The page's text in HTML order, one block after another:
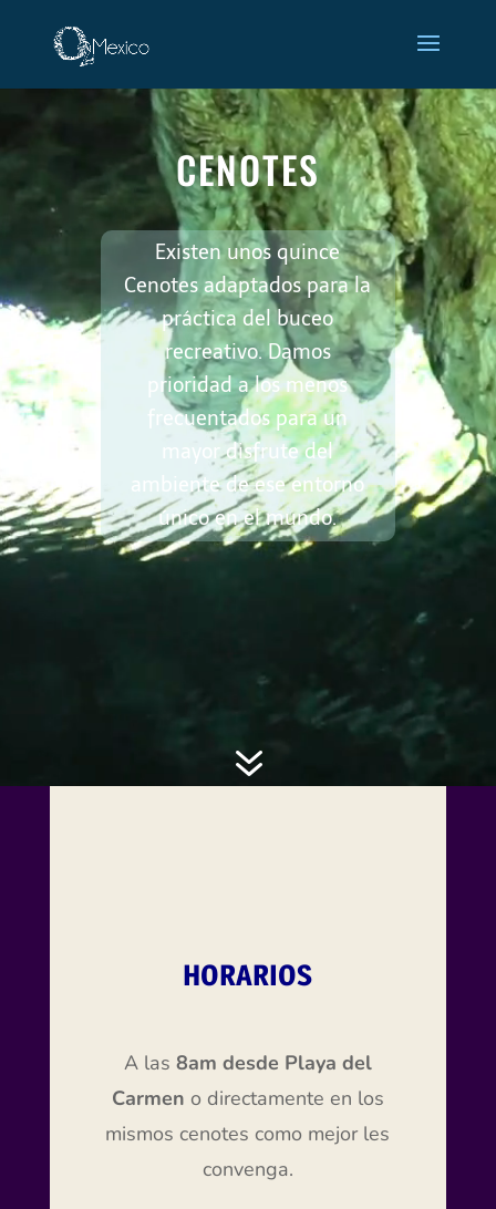
Cenotes
de
vídeo
CENOTES
Existen unos quince
Cenotes adaptados para la
práctica del buceo
recreativo. Damos
prioridad a los menos
frecuentados para un
mayor disfrute del
ambiente de ese entorno
único en el mundo.
7
HORARIOS
A las 8am desde Playa del
Carmen o directamente en los
mismos cenotes como mejor les
convenga.